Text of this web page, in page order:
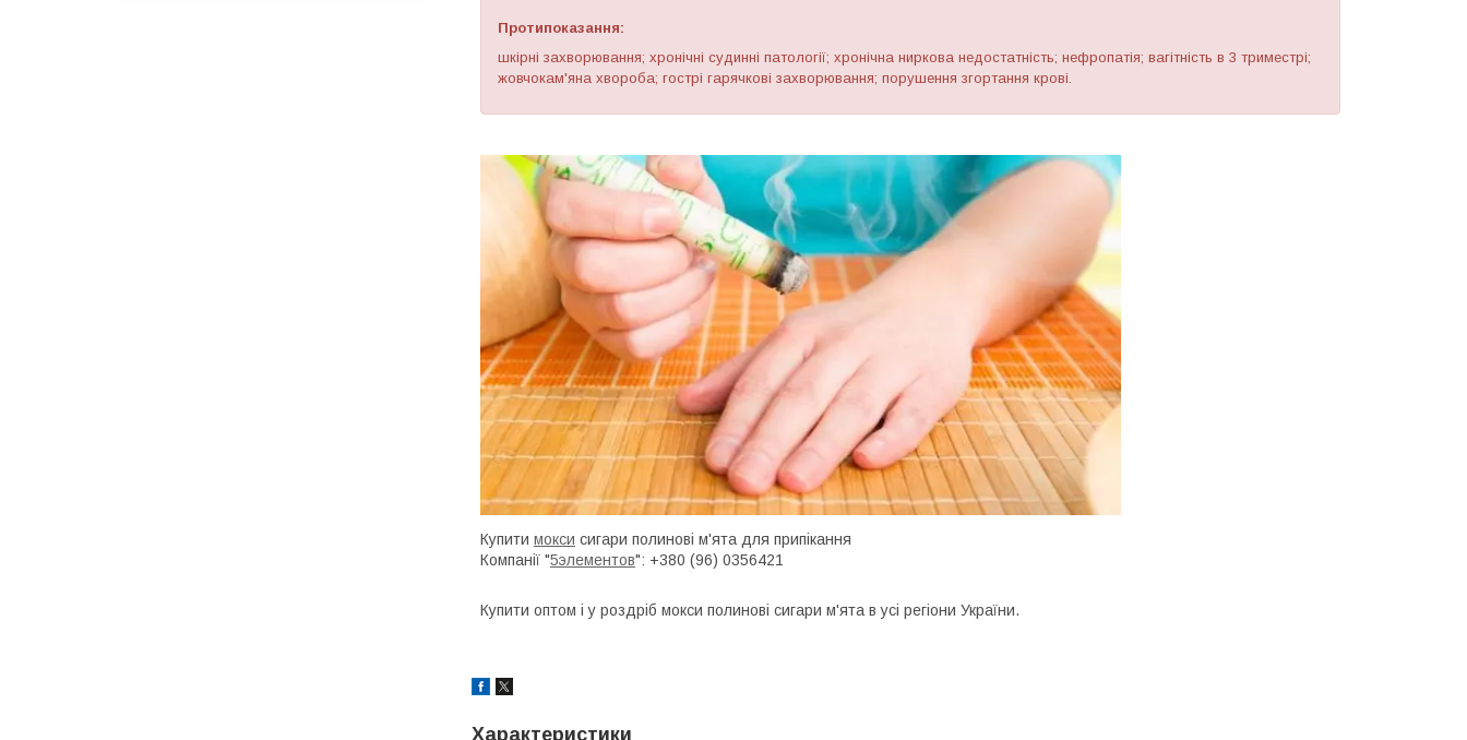
Протипоказання:
шкірні захворювання; хронічні судинні патології; хронічна ниркова недостатність; нефропатія; вагітність в 3 триместрі;
жовчокам'яна хвороба; гострі гарячкові захворювання; порушення згортання крові.
Купити мокси сигари полинові м'ята для припікання
Компанії "5элементов": +380 (96) 0356421
Купити оптом і у роздріб мокси полинові сигари м'ята в усі регіони України.
Характеристики